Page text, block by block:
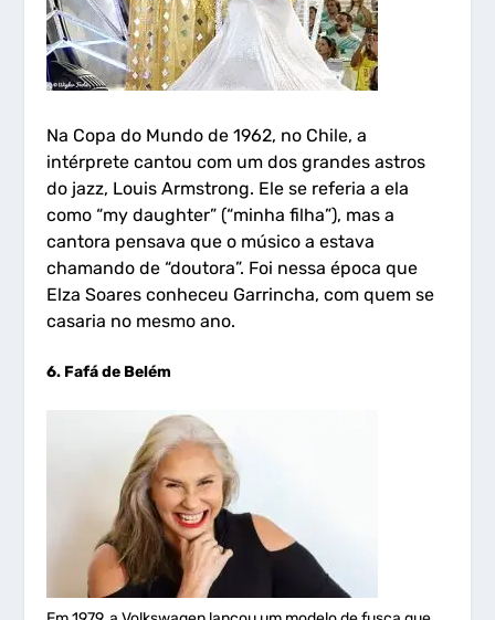
Na Copa do Mundo de 1962, no Chile, a
intérprete cantou com um dos grandes astros
do jazz, Louis Armstrong. Ele se referia a ela
como “my daughter” (“minha filha”), mas a
cantora pensava que o músico a estava
chamando de “doutora”. Foi nessa época que
Elza Soares conheceu Garrincha, com quem se
casaria no mesmo ano.
6. Fafá de Belém